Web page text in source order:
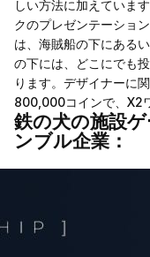
しい方法に加えていま
クのプレゼンテーショ
は、海賊船の下にある
の下には、どこにでも
ります。デザイナーに
800,000コインで、X2
鉄の犬の施設
ンブル企業：